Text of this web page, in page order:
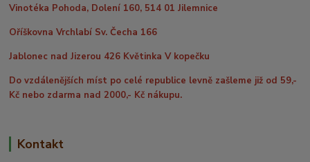
Vinotéka Pohoda, Dolení 160, 514 01 Jilemnice
Oříškovna Vrchlabí Sv. Čecha 166
Jablonec nad Jizerou 426 Květinka V kopečku
Do vzdálenějších míst po celé republice levně zašleme již od 59,-
Kč nebo zdarma nad 2000,- Kč nákupu.
Kontakt